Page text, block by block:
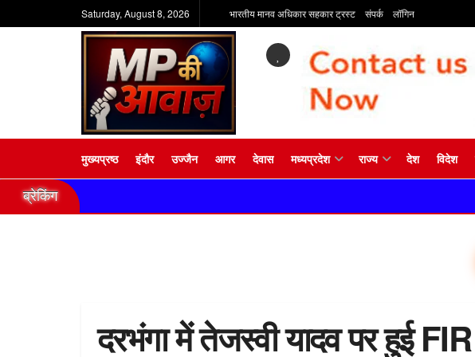
Saturday, August 8, 2026 भारतीय मानव अधिकार सहकार ट्रस्ट संपर्क लॉगिन
मुख्यप्रष्ठ इंदौर उज्जैन आगर देवास मध्यप्रदेश राज्य देश विदेश
ब्रेकिंग
दरभंगा में तेजस्वी यादव पर हुई